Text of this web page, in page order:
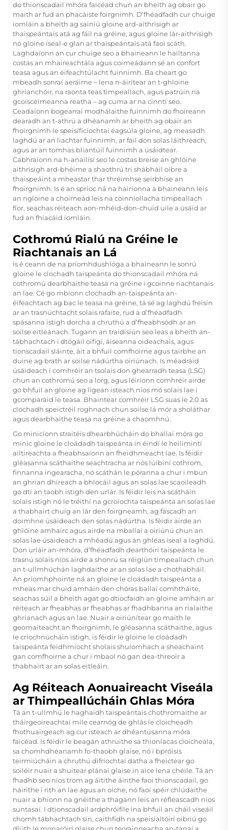
do thionscadail mhóra faicéad chun an bheith ag obair go
maith ar fud an phacáiste foirgnimh. D’fhéadfadh cur chuige
iomláin a bheith ag sainiú gloine ard-aithrisigh ar
thaispeántais atá ag fáil na gréine, agus gloine lár-aithrisigh
nó gloine íseal-e glan ar thaispeántais atá faoi scáth.
Laghdaíonn an cur chuige seo a bhaineann le hailtanna
costas an mhaireachtála agus coimeádann sé an confort
teasa agus an éifeachtúlacht fuinnimh. Ba cheart go
mbeadh sonraí aeráime – lena n-áirítear an t-ghloine
ghrianchóir, na raonta teas timpeallach, agus patrúin na
gcoiscéimeanna reatha – ag cuma ar na cinntí seo.
Ceadaíonn bogearraí modhálaithe fuinnimh do fhoireann
dearadh an t-athrú a dhéanamh ar bheith ag obair an
fhoirgnimh le speisíficíochtaí éagsúla gloine, ag measadh
laghdú ar an liachtar fuinnimh, ar fáil don solas láithreach,
agus ar an tomhas bliantúil fuinnimh a úsáidtear.
Cabhraíonn na h-anailísí seo le costas breise an ghlóine
aithrisigh ard-bhéime a shaothrú trí shábháil oibre a
thaispeáint a mheastar thar thréimhse seirbhíse an
fhoirgnimh. Is é an sprioc ná na hairíonna a bhaineann leis
an ngloine a choimeád leis na coinníollacha timpeallach
fíor, seachas réiteach aon-mhéid-don-chuid uile a úsáid ar
fud an fhiacáid iomláin.
Cothromú Rialú na Gréine le
Riachtanais an Lá
Is é ceann de na príomhdushlóga a bhaineann le sonrú
gloine le clochadh taispeánta do thionscadail mhóra ná
cothromú dearbhaithe teasa na gréine i gcoinne riachtanais
an lae. Cé go mbíonn clochadh an-taispeánta an-
éifeachtach ag bac le teasa na gréine, tá sé ag laghdú freisin
ar an trasnúchtacht solais rafaite, rud a d’fhéadfadh
spásanna istigh dorcha a chruthú a d’fheabhsódh ar an
soilse eitleánach. Tugann an traidisiún seo leas a bheith an-
tábhachtach i dtógáil oifigí, áiseanna oideachais, agus
tionscadail sláinte, áit a bhfuil comfhoirne agus tairbhe an
duine ag brath ar soilse nádúrtha oiriúnach. Is méadráid
úsáideach í comhréir an tsolais don ghearradh teasa (LSG)
chun an cothromú seo a lorg, agus léiríonn comhréir airde
go bhfuil an gloine ag ligean isteach níos mó solais lae i
gcomparáid le teasa. Bhaintear comhréir LSG suas le 2.0 as
clochadh speictréil roghnach chun soilse lá mór a sholáthar
agus dearbhaithe teasa na gréine a chaomhnú.
Go minicíonn straitéis dhearbhúcháin do bhallaí móra go
minic gloine le cloádadh taispeánta in éindí le heilimintí
ailtireachta a fheabhsaíonn an fheidhmeacht lae. Is féidir
gléasanna scáthaithe seachtracha ar nós lúibíní cothrom,
finnanna ingearacha, nó scáthán le póranna a chur i mbun
an ghrian dhíreach a bhlocáil agus an solas lae scaoileadh
go dtí an taobh istigh den urlár. Is féidir leis na scátháin
solais istigh nó le tréithí na gcroíochta taispeánta an solas lae
a thabhairt chuig an lár den foirgneamh, ag fáscadh an
doimhne úsáideach den solas nádúrtha. Is féidir airde an
ghlóine amhairc agus airde na mballaí a oiriúnú chun an
solas lae úsáideach a mhéadú agus an ghléas íseal a laghdú.
Don urláir an-mhóra, d’fhéadfadh dearthóirí taispeánta le
trasnú solais níos airde a shonrú sa réigiún timpeallach chun
an t-ullmhúchán laghdaithe ar an solas lae a chothabháil.
An príomhphointe ná an gloine le cloádadh taispeánta a
mheas mar chuid amháin den chóras ballaí comhtháite,
seachas súil a bheith agat go dtiocfaidh an gloine amháin ar
réiteach ar fheabhas ar fheabhas ar fhadhbanna an rialaithe
ghrianach agus an lae. Nuair a oiriúnítear go maith le
geomaiteacht an fhoirgnimh, le gléasanna scáthaithe, agus
le críochnúcháin istigh, is féidir le gloine le cloádadh
taispeánta feidhmíocht sholais shuíomhach a sheachaint
gan comfhoirne a chur i mbaol nó gan dea-threoir a
thabhairt ar an solas eitleáin.
Ag Réiteach Aonuaireacht Viseála
ar Thimpeallúcháin Ghlas Móra
Tá an t-ullmhú le haghaidh taispeántais chothromaithe ar
tháirgeoireachtaí míle cearnóg de ghlás le cloicheadh
fhothuairgeach ag cur isteach ar dhéantúsanna móra
faicéad. Is féidir le beagán athruithe sa thionlacas cloicheála,
sa chomhdhéanamh fo-thaobh glaise, nó i bpróisis
teirmiúcháin a chruthú difríochtaí datha a fheictear go
soiléir nuair a shuitear plánaí glaise in aice lena chéile. Tá an
fhadhb seo níos trom ag áitithe áirithe faoi thionscadail, go
háirithe i rith an lae agus an oíche, nó faoi spéir chlúdaithe
nuair a bhíonn na gnéithe a thagann leis an réfleascadh níos
suntasaí. I dtionscadail ardphróifíle ina bhfuil an cháil viseáil
chomh tábhachtach sin, caithfidh na speisialtóirí oibriú go